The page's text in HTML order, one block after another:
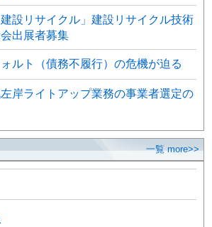
建設リサイクル」建設リサイクル技術
出展者募集
ォルト（債務不履行）の危機が迫る
岸ライトアップ業務の事業者選定の
一覧 more>>